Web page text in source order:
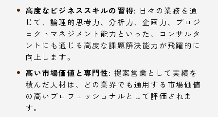
高度なビジネススキルの習得: 日々の業務を通
じて、論理的思考力、分析力、企画力、プロジ
ェクトマネジメント能力といった、コンサルタ
ントにも通じる高度な課題解決能力が飛躍的に
向上します。
高い市場価値と専門性: 提案営業として実績を
積んだ人材は、どの業界でも通用する市場価値
の高いプロフェッショナルとして評価されま
す。